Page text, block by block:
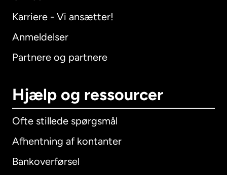
Karriere - Vi ansætter!
Anmeldelser
Partnere og partnere
Hjælp og ressourcer
Ofte stillede spørgsmål
Afhentning af kontanter
Bankoverførsel